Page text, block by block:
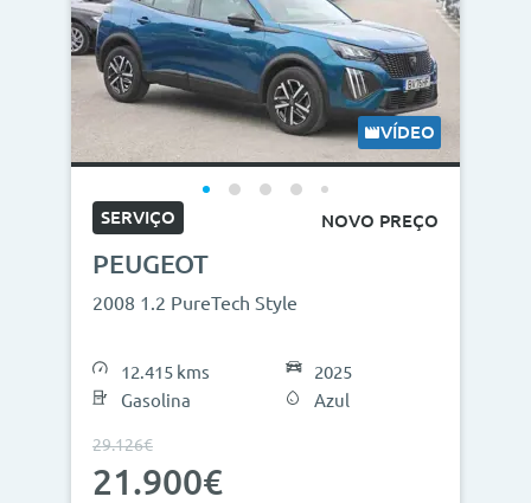
VÍDEO
SERVIÇO NOVO PREÇO
PEUGEOT
2008 1.2 PureTech Style
12.415 kms
Gasolina
2025
Azul
29.126€
21.900€